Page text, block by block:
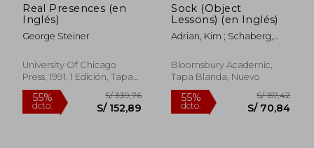
Real Presences (en
Inglés)
George Steiner
University Of Chicago
Press, 1991, 1 Edición, Tapa
Blanda, Nuevo
Sock (Object
Lessons) (en Inglés)
Adrian, Kim ; Schaberg,
Bloomsbury Academic,
Tapa Blanda, Nuevo